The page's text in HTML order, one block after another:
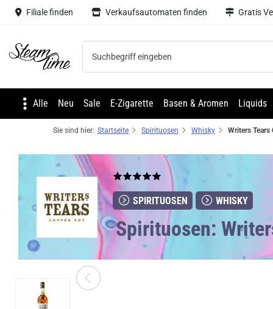
Filiale finden Verkaufsautomaten finden Gratis
Steam time
Alle Neu Sale E-Zigarette Basen & Aromen Liquids
Sie sind hier: Startseite Spirituosen Whisky
SPIRITUOSEN WHISKY
Spirituosen: